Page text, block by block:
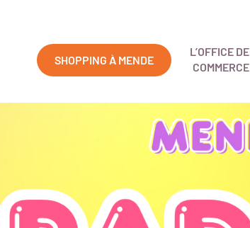
SHOPPING À MENDE
L’OFFICE DE
COMMERCE